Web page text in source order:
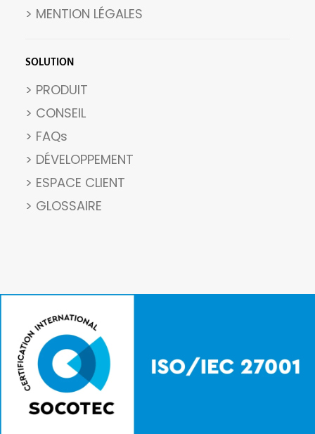
> MENTION LÉGALES
SOLUTION
> PRODUIT
> CONSEIL
> FAQs
> DÉVELOPPEMENT
> ESPACE CLIENT
> GLOSSAIRE